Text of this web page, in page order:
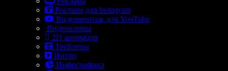
Реклама для Instagram
Видеомонтаж для YouTube
Видеоклипы
2D анимация
Трейлеры
Интро
Инфографика